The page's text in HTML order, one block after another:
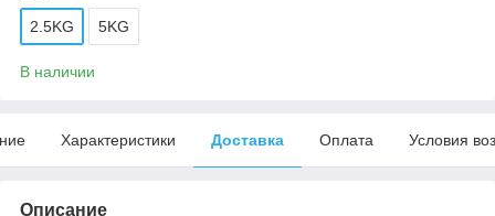
2.5KG 5KG
В наличии
Характеристики Доставка Оплата Условия
Описание